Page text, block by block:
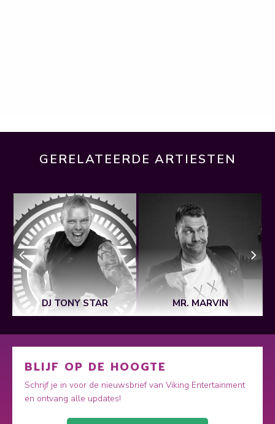
GERELATEERDE ARTIESTEN
DJ TONY STAR MR. MARVIN
BLIJF OP DE HOOGTE
Schrijf je in voor de nieuwsbrief van Viking Entertainment
en ontvang alle updates!